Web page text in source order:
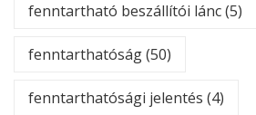
fenntartható beszállítói lánc(5)
fenntarthatóság(50)
fenntarthatósági jelentés (4)